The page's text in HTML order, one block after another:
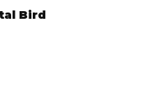
Bird